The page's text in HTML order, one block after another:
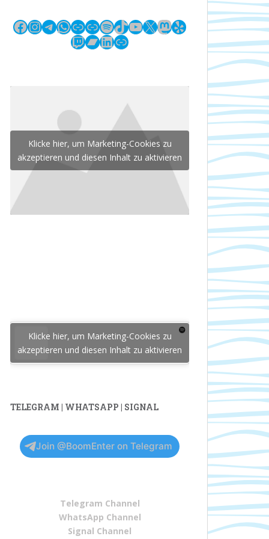
Facebook
Instagram
Telegram
WhatsApp
LinkLinkSpotify
TikTok
YouTube
X Mastodon
Yelp
Twitch
Bandcamp
LinkedIn
Link
Klicke hier, um Marketing-Cookies zu
akzeptieren und diesen Inhalt zu aktivieren
Klicke hier, um Marketing-Cookies zu
akzeptieren und diesen Inhalt zu aktivieren
TELEGRAM | WHATSAPP | SIGNAL
Join @BoomEnter on Telegram
Telegram Channel
WhatsApp Channel
Signal Channel